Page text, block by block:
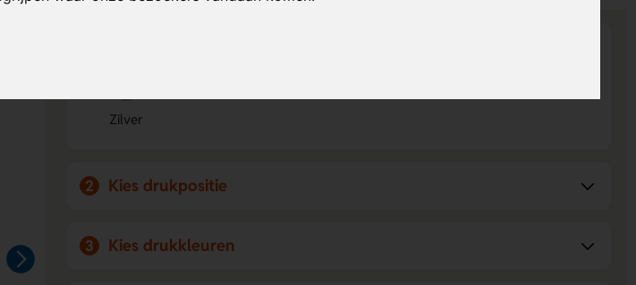
Zilver
2 Kies drukpositie
3 Kies drukkleuren